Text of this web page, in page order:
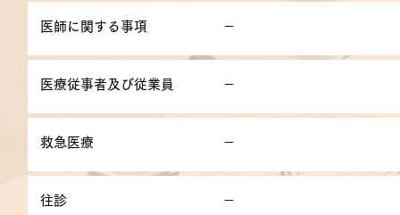
医師に関する事項 －
医療従事者及び従業員 －
救急医療 －
往診 －